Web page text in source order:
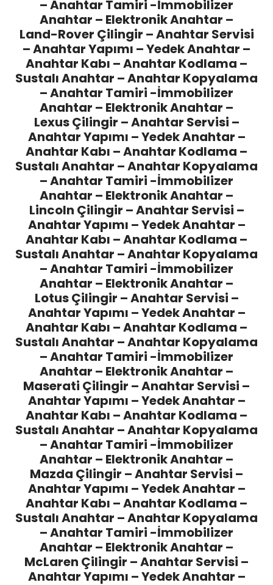
– Anahtar Tamiri -İmmobilizer
Anahtar – Elektronik Anahtar –
Land-Rover Çilingir – Anahtar Servisi
– Anahtar Yapımı – Yedek Anahtar –
Anahtar Kabı – Anahtar Kodlama –
Sustalı Anahtar – Anahtar Kopyalama
– Anahtar Tamiri -İmmobilizer
Anahtar – Elektronik Anahtar –
Lexus Çilingir – Anahtar Servisi –
Anahtar Yapımı – Yedek Anahtar –
Anahtar Kabı – Anahtar Kodlama –
Sustalı Anahtar – Anahtar Kopyalama
– Anahtar Tamiri -İmmobilizer
Anahtar – Elektronik Anahtar –
Lincoln Çilingir – Anahtar Servisi –
Anahtar Yapımı – Yedek Anahtar –
Anahtar Kabı – Anahtar Kodlama –
Sustalı Anahtar – Anahtar Kopyalama
– Anahtar Tamiri -İmmobilizer
Anahtar – Elektronik Anahtar –
Lotus Çilingir – Anahtar Servisi –
Anahtar Yapımı – Yedek Anahtar –
Anahtar Kabı – Anahtar Kodlama –
Sustalı Anahtar – Anahtar Kopyalama
– Anahtar Tamiri -İmmobilizer
Anahtar – Elektronik Anahtar –
Maserati Çilingir – Anahtar Servisi –
Anahtar Yapımı – Yedek Anahtar –
Anahtar Kabı – Anahtar Kodlama –
Sustalı Anahtar – Anahtar Kopyalama
– Anahtar Tamiri -İmmobilizer
Anahtar – Elektronik Anahtar –
Mazda Çilingir – Anahtar Servisi –
Anahtar Yapımı – Yedek Anahtar –
Anahtar Kabı – Anahtar Kodlama –
Sustalı Anahtar – Anahtar Kopyalama
– Anahtar Tamiri -İmmobilizer
Anahtar – Elektronik Anahtar –
McLaren Çilingir – Anahtar Servisi –
Anahtar Yapımı – Yedek Anahtar –